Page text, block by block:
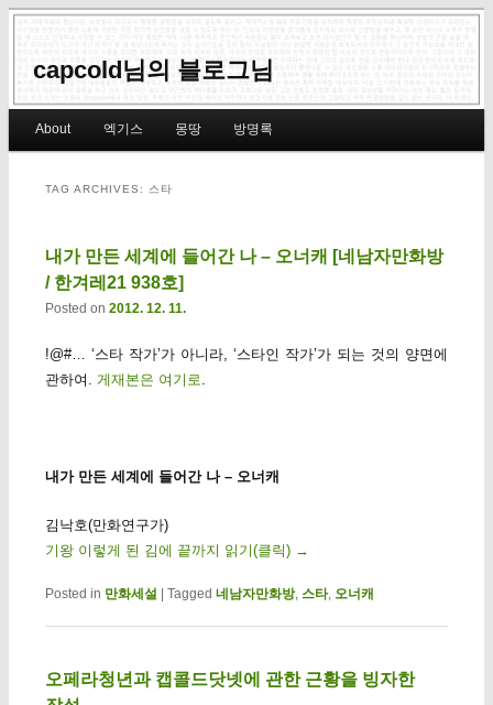
capcold님의 블로그님
Skip to primary content
Skip to secondary content
About 엑기스 몽땅 방명록
TAG ARCHIVES: 스타
내가 만든 세계에 들어간 나 – 오너캐 [네남자만화방
/ 한겨레21 938호]
Posted on 2012. 12. 11.
!@#… ‘스타 작가’가 아니라, ‘스타인 작가’가 되는 것의 양면에
관하여. 게재본은 여기로
내가 만든 세계에 들어간 나 – 오너캐
김낙호(만화연구가)
기왕 이렇게 된 김에 끝까지 읽기(클릭) →
Posted in 만화세설 Tagged 네남자만화방, 스타, 오너캐
오페라청년과 캡콜드닷넷에 관한 근황을 빙자한